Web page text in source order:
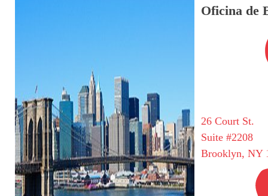
Oficina de
26 Court St.
Suite #2208
Brooklyn, NY